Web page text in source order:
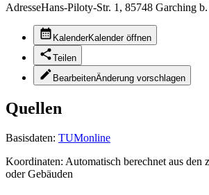
AdresseHans-Piloty-Str. 1, 85748 Garching
KalenderKalender öffnen
Teilen
BearbeitenÄnderung vorschlagen
Quellen
Basisdaten: TUMonline
Koordinaten: Automatisch berechnet aus den
oder Gebäuden